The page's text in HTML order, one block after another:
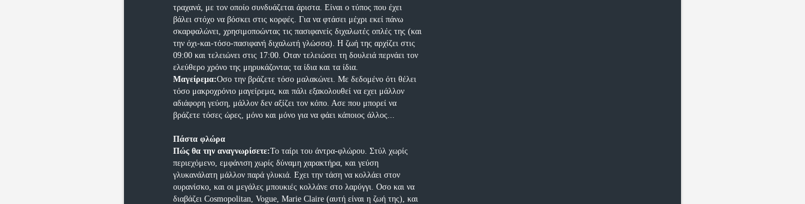
τραχανά, με τον οποίο συνδυάζεται άριστα. Είναι ο τύπος που έχει
βάλει στόχο να βόσκει στις κορφές. Για να φτάσει μέχρι εκεί πάνω
σκαρφαλώνει, χρησιμοποώντας τις πασιφανείς διχαλωτές οπλές της (και
την όχι-και-τόσο-πασιφανή διχαλωτή γλώσσα). Η ζωή της αρχίζει στις
09:00 και τελειώνει στις 17:00. Οταν τελειώσει τη δουλειά περνάει τον
ελεύθερο χρόνο της μηρυκάζοντας τα ίδια και τα ίδια.
Μαγείρεμα:Οσο την βράζετε τόσο μαλακώνει. Με δεδομένο ότι θέλει
τόσο μακροχρόνιο μαγείρεμα, και πάλι εξακολουθεί να εχει μάλλον
αδιάφορη γεύση, μάλλον δεν αξίζει τον κόπο. Ασε που μπορεί να
βράζετε τόσες ώρες, μόνο και μόνο για να φάει κάποιος άλλος...
Πάστα φλώρα
Πώς θα την αναγνωρίσετε:Το ταίρι του άντρα-φλώρου. Στύλ χωρίς
περιεχόμενο, εμφάνιση χωρίς δύναμη χαρακτήρα, και γεύση
γλυκανάλατη μάλλον παρά γλυκιά. Εχει την τάση να κολλάει στον
ουρανίσκο, και οι μεγάλες μπουκιές κολλάνε στο λαρύγγι. Οσο και να
διαβάζει Cosmopolitan, Vogue, Marie Claire (αυτή είναι η ζωή της), και